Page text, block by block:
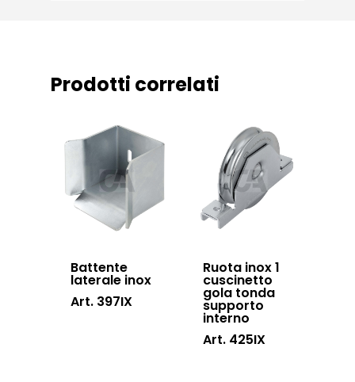
Prodotti correlati
Battente
laterale inox
Art. 397IX
Ruota inox 1
cuscinetto
gola tonda
supporto
interno
Art. 425IX
Accessori
sospesi
Swing gates
accessories
Sistemi di
Hardware
Inox
Lavora con noi